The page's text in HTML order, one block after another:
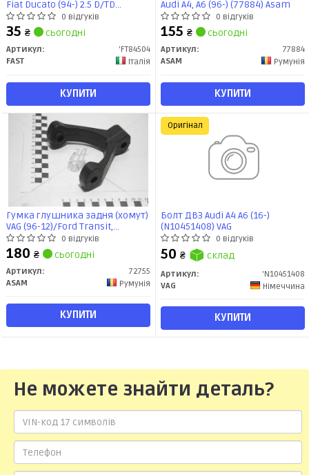
Fiat Ducato (94-) 2.5 D/TD
(FT84504) Fast0 відгуків
35 ₴ сьогодні
Артикул:
'FT84504
FAST
Італія
КУПИТИ
Audi A4, A6 (96-) (77884) Asam
0 відгуків
155 ₴ сьогодні
Артикул:
77884
ASAM
Румунія
КУПИТИ
Гумка глушника задня (хомут)
VAG (96-12)/Ford Transit,
Tourneo Connect (02-13) (72755)
Asam
0 відгуків
180 ₴ сьогодні
Артикул:
72755
ASAM
Румунія
КУПИТИ
Болт ДВЗ Audi A4 A6 (16-)
(N10451408) VAG
0 відгуків
50 ₴ склад
Артикул:
'N10451408
VAG
Німеччина
КУПИТИ
Оригінал
Не можете знайти деталь?